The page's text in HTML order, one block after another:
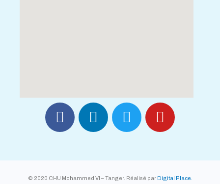
© 2020 CHU Mohammed VI – Tanger. Réalisé par Digital Place.